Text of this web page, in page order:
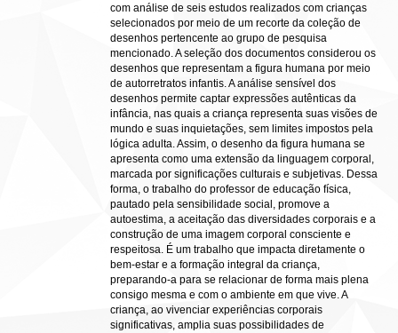
com análise de seis estudos realizados com crianças
selecionados por meio de um recorte da coleção de
desenhos pertencente ao grupo de pesquisa
mencionado. A seleção dos documentos considerou os
desenhos que representam a figura humana por meio
de autorretratos infantis. A análise sensível dos
desenhos permite captar expressões autênticas da
infância, nas quais a criança representa suas visões de
mundo e suas inquietações, sem limites impostos pela
lógica adulta. Assim, o desenho da figura humana se
apresenta como uma extensão da linguagem corporal,
marcada por significações culturais e subjetivas. Dessa
forma, o trabalho do professor de educação física,
pautado pela sensibilidade social, promove a
autoestima, a aceitação das diversidades corporais e a
construção de uma imagem corporal consciente e
respeitosa. É um trabalho que impacta diretamente o
bem-estar e a formação integral da criança,
preparando-a para se relacionar de forma mais plena
consigo mesma e com o ambiente em que vive. A
criança, ao vivenciar experiências corporais
significativas, amplia suas possibilidades de